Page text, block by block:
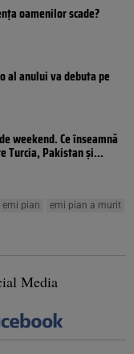
oamenilor scade?
al anului va debuta pe
weekend. Ce înseamnă
Turcia, Pakistan şi...
emi pian
emi pian a murit
Media